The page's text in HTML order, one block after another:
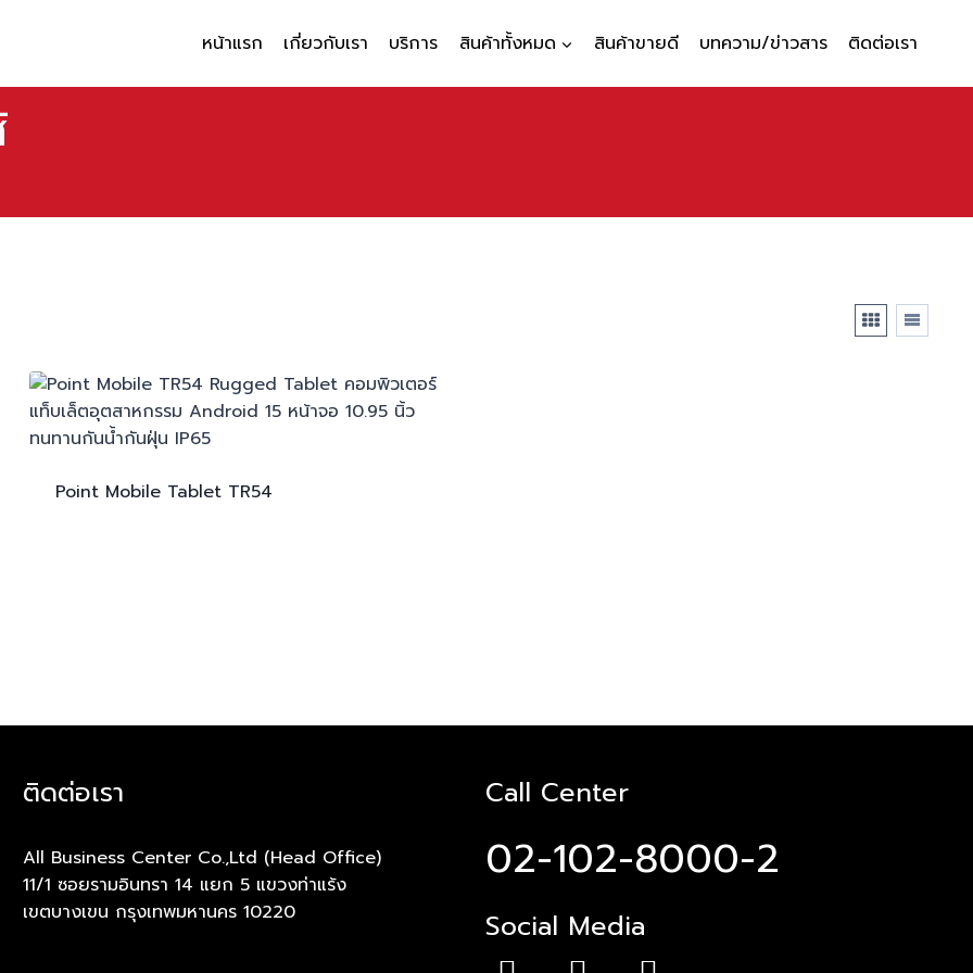
หน้าแรก เกี่ยวกับเรา บริการ สินค้าทั้งหมด สินค้าขายดี บทความ/ข่าวสาร ติดต่อเรา
Point Mobile Tablet TR54
ติดต่อเรา
All Business Center Co.,Ltd (Head Office)
11/1 ซอยรามอินทรา 14 แยก 5 แขวงท่าแร้ง
เขตบางเขน กรุงเทพมหานคร 10220
Call Center
02-102-8000-2
Social Media